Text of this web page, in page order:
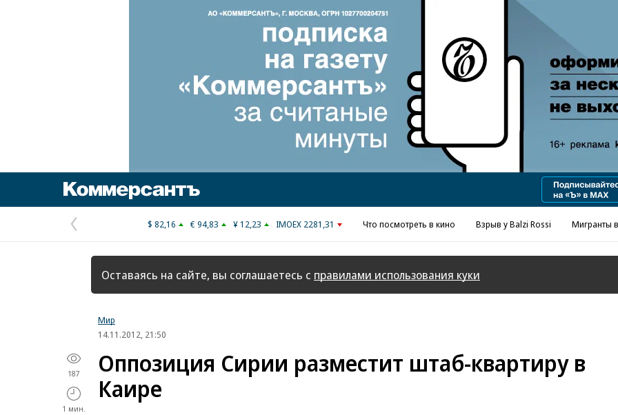
Реклама в «Ъ» www.kommersant.ru/ad
Предыдущая
страница
$ 82,16 € 94,83 ¥ 12,23 IMOEX 2281,31 Что посмотреть в кино Взрыв у Balzi Rossi Мигранты
Оставаясь на сайте, вы соглашаетесь с правилами использования куки
Мир
14.11.2012, 21:50
187
1 мин.
Оппозиция Сирии разместит штаб-квартиру в
Каире